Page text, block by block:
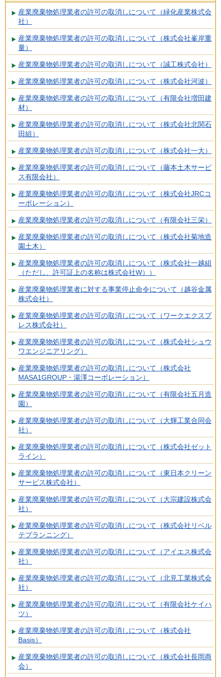
産業廃棄物処理業者の許可の取消しについて（緑化産業株式会
社）
産業廃棄物処理業者の許可の取消しについて（株式会社峯岸重
量）
産業廃棄物処理業者の許可の取消しについて（誠工株式会社）
産業廃棄物処理業者の許可の取消しについて（株式会社河波）
産業廃棄物処理業者の許可の取消しについて（有限会社増田建
材）
産業廃棄物処理業者の許可の取消しについて（株式会社北関石
田組）
産業廃棄物処理業者の許可の取消しについて（株式会社一大）
産業廃棄物処理業者の許可の取消しについて（藤本土木サービ
ス有限会社）
産業廃棄物処理業者の許可の取消しについて（株式会社JRCコ
ーポレーション）
産業廃棄物処理業者の許可の取消しについて（有限会社三栄）
産業廃棄物処理業者の許可の取消しについて（株式会社菊地造
園土木）
産業廃棄物処理業者の許可の取消しについて（株式会社一越組
（ただし、許可証上の名称は株式会社W））
産業廃棄物処理業者に対する事業停止命令について（越谷金属
株式会社）
産業廃棄物処理業者の許可の取消しについて（ワークエクスプ
レス株式会社）
産業廃棄物処理業者の許可の取消しについて（株式会社シュウ
ワエンジニアリング）
産業廃棄物処理業者の許可の取消しについて（株式会社
MASA1GROUP・湯澤コーポレーション）
産業廃棄物処理業者の許可の取消しについて（有限会社五月造
園）
産業廃棄物処理業者の許可の取消しについて（大輝工業合同会
社）
産業廃棄物処理業者の許可の取消しについて（株式会社ゼット
ライン）
産業廃棄物処理業者の許可の取消しについて（東日本クリーン
サービス株式会社）
産業廃棄物処理業者の許可の取消しについて（大宗建設株式会
社）
産業廃棄物処理業者の許可の取消しについて（株式会社リベル
テプランニング）
産業廃棄物処理業者の許可の取消しについて（アイエス株式会
社）
産業廃棄物処理業者の許可の取消しについて（北見工業株式会
社）
産業廃棄物処理業者の許可の取消しについて（有限会社ケイハ
ツ）
産業廃棄物処理業者の許可の取消しについて（株式会社
Basis）
産業廃棄物処理業者の許可の取消しについて（株式会社長岡商
会）